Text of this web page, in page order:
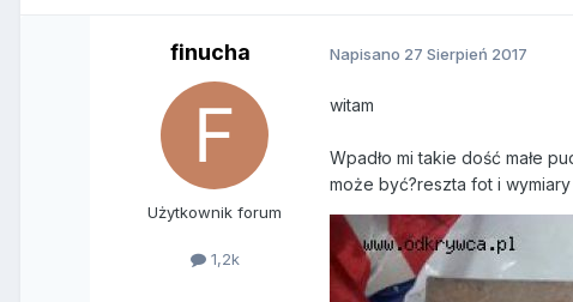
finucha
Użytkownik forum
1,2k
Napisano 27 Sierpień 2017
witam
Wpadło mi takie dość małe
może być?reszta fot i